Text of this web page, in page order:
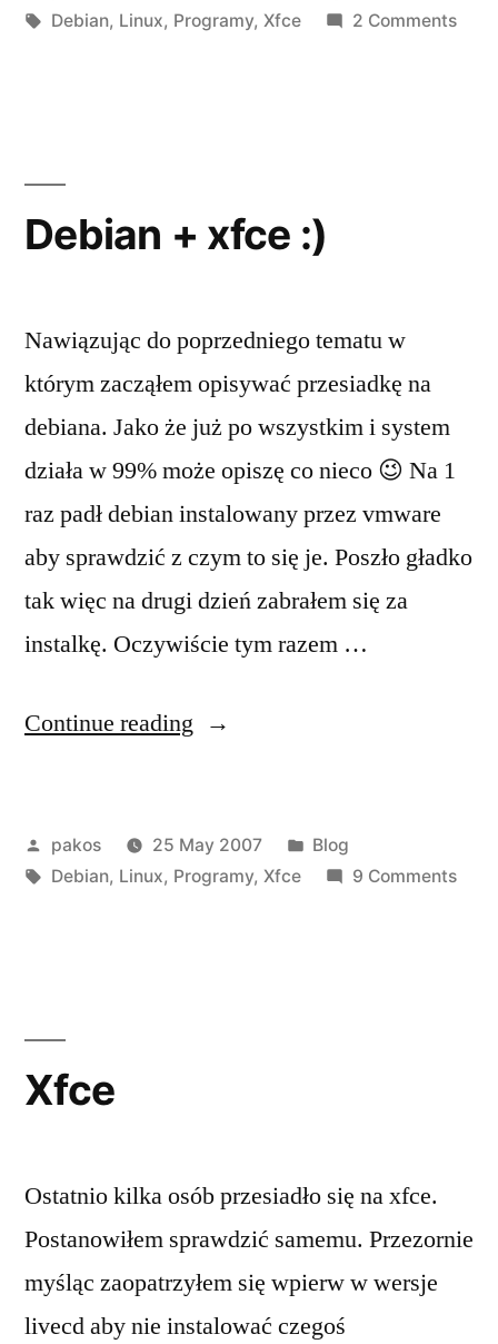
raz
by
Tags:
Debian, Linux, Programy, Xfce 2 Commentson
Debian + xfce :)
Nawiązując do poprzedniego tematu w
którym zacząłem opisywać przesiadkę na
debiana. Jako że już po wszystkim i system
działa w 99% może opiszę co nieco 😉 Na 1
raz padł debian instalowany przez vmware
aby sprawdzić z czym to się je. Poszło gładko
tak więc na drugi dzień zabrałem się za
instalkę. Oczywiście tym razem …
Continue reading “Debian
:)”
Posted
by
pakos 25 May 2007
Posted
Blog
Tags:
Debian, Linux, Programy, Xfce 9 Commentson
Xfce
Ostatnio kilka osób przesiadło się na xfce.
Postanowiłem sprawdzić samemu. Przezornie
myśląc zaopatrzyłem się wpierw w wersje
livecd aby nie instalować czegoś